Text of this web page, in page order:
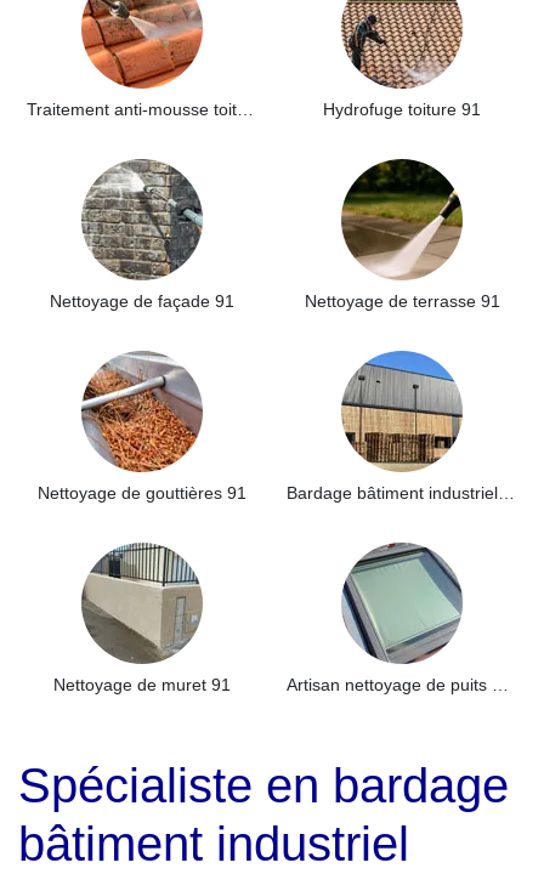
Hydrofuge toiture 91
Nettoyage de façade 91 Nettoyage de terrasse 91
Nettoyage de gouttières 91
Nettoyage de muret 91
Spécialiste en bardage
bâtiment industriel